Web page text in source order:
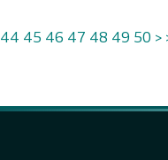
44 45 46 47 48 49 50 >